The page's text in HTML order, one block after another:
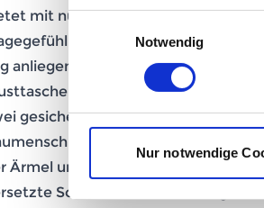
Einwilligungsauswahl
Notwendig
Nur notwendige
mit nur wenig Gewicht Wärme
auf der Haut
anliegende Kapuze, die unter den
gesicherte alpine
und Fausthandschuhe
Ärmel und warme Hände
Schulternähte für weniger